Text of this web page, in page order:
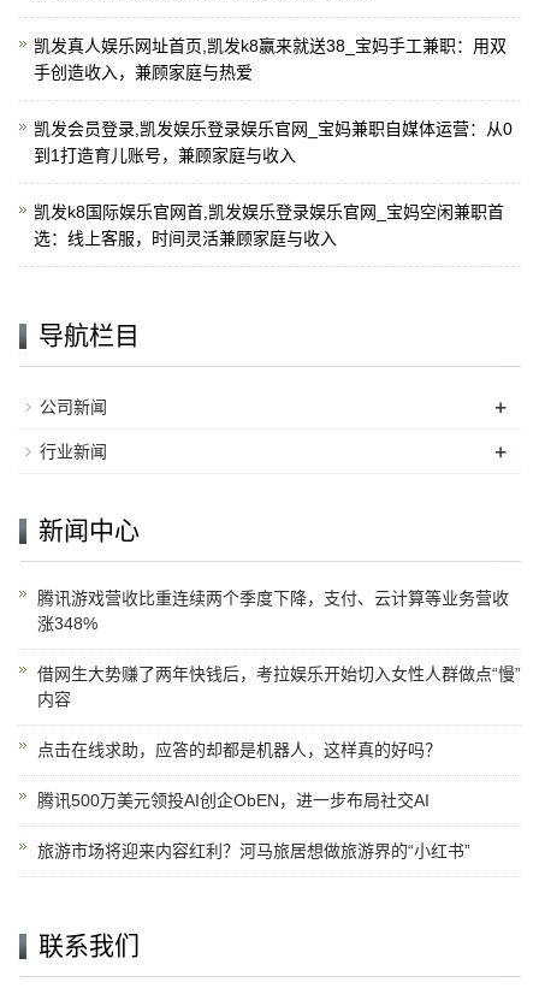
凯发真人娱乐网址首页,凯发k8赢来就送38_宝妈手工兼职：用双
手创造收入，兼顾家庭与热爱
凯发会员登录,凯发娱乐登录娱乐官网_宝妈兼职自媒体运营：从0
到1打造育儿账号，兼顾家庭与收入
凯发k8国际娱乐官网首,凯发娱乐登录娱乐官网_宝妈空闲兼职首
选：线上客服，时间灵活兼顾家庭与收入
导航栏目
公司新闻 +
行业新闻 +
新闻中心
腾讯游戏营收比重连续两个季度下降，支付、云计算等业务营收
涨348%
借网生大势赚了两年快钱后，考拉娱乐开始切入女性人群做点“慢”
内容
点击在线求助，应答的却都是机器人，这样真的好吗？
腾讯500万美元领投AI创企ObEN，进一步布局社交AI
旅游市场将迎来内容红利？河马旅居想做旅游界的“小红书”
联系我们